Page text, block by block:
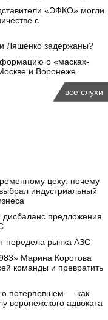
«ЭФКО» могли
с
Ляшенко задержаны?
о «масках-
и Воронеже
все слухи
цеху: почему
индустриальный
предложения
передела рынка АЗС
Марина Коротова
команды и превратить
о потерпевшем — как
воронежского адвоката